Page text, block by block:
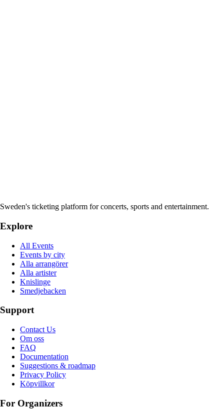
Sweden's ticketing platform for concerts, sports and entertainment.
Explore
All Events
Events by city
Alla arrangörer
Alla artister
Knislinge
Smedjebacken
Support
Contact Us
Om oss
FAQ
Documentation
Suggestions & roadmap
Privacy Policy
Köpvillkor
For Organizers